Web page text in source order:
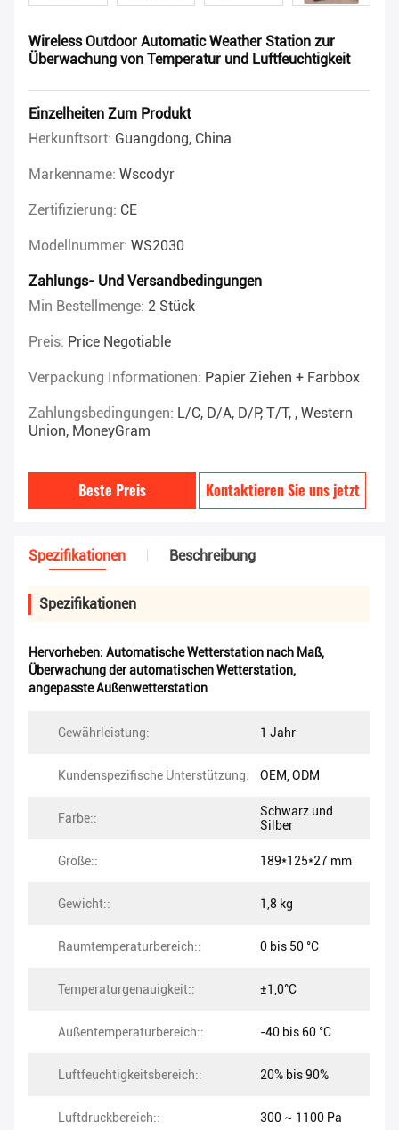
Wireless Outdoor Automatic Weather Station zur
Überwachung von Temperatur und Luftfeuchtigkeit
Einzelheiten Zum Produkt
Herkunftsort: Guangdong, China
Markenname: Wscodyr
Zertifizierung: CE
Modellnummer: WS2030
Zahlungs- Und Versandbedingungen
Min Bestellmenge: 2 Stück
Preis: Price Negotiable
Verpackung Informationen: Papier Ziehen + Farbbox
Zahlungsbedingungen: L/C, D/A, D/P, T/T, , Western
Union, MoneyGram
Beste Preis Kontaktieren Sie uns jetzt
Spezifikationen Beschreibung
Spezifikationen
Hervorheben: Automatische Wetterstation nach Maß,
Überwachung der automatischen Wetterstation,
angepasste Außenwetterstation
Gewährleistung: 1 Jahr
Kundenspezifische Unterstützung: OEM, ODM
Farbe::
Schwarz und
Silber
Größe:: 189*125*27 mm
Gewicht:: 1,8 kg
Raumtemperaturbereich:: 0 bis 50 °C
Temperaturgenauigkeit:: ±1,0°C
Außentemperaturbereich:: -40 bis 60 °C
Luftfeuchtigkeitsbereich:: 20% bis 90%
Luftdruckbereich:: 300 ~ 1100 Pa